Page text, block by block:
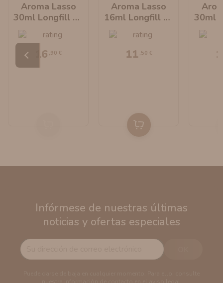
Aroma Lasso
30ml Longfill By
Original
16 ,90 €
Aroma Lasso
16ml Longfill By
Original
11 ,50 €
30ml
Infórmese de nuestras últimas
noticias y ofertas especiales